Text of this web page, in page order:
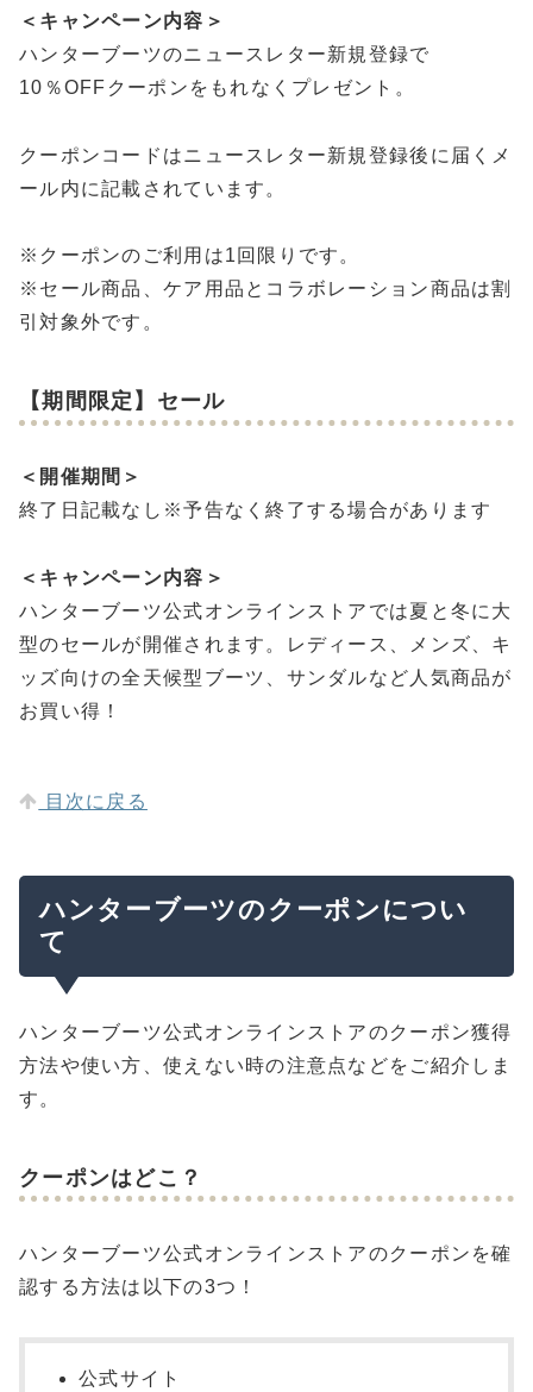
＜キャンペーン内容＞
ハンターブーツのニュースレター新規登録で
10％OFFクーポンをもれなくプレゼント。
クーポンコードはニュースレター新規登録後に届くメ
ール内に記載されています。
※クーポンのご利用は1回限りです。
※セール商品、ケア用品とコラボレーション商品は割
引対象外です。
【期間限定】セール
＜開催期間＞
終了日記載なし※予告なく終了する場合があります
＜キャンペーン内容＞
ハンターブーツ公式オンラインストアでは夏と冬に大
型のセールが開催されます。レディース、メンズ、キ
ッズ向けの全天候型ブーツ、サンダルなど人気商品が
お買い得！
目次に戻る
ハンターブーツのクーポンについ
て
ハンターブーツ公式オンラインストアのクーポン獲得
方法や使い方、使えない時の注意点などをご紹介しま
す。
クーポンはどこ？
ハンターブーツ公式オンラインストアのクーポンを確
認する方法は以下の3つ！
公式サイト